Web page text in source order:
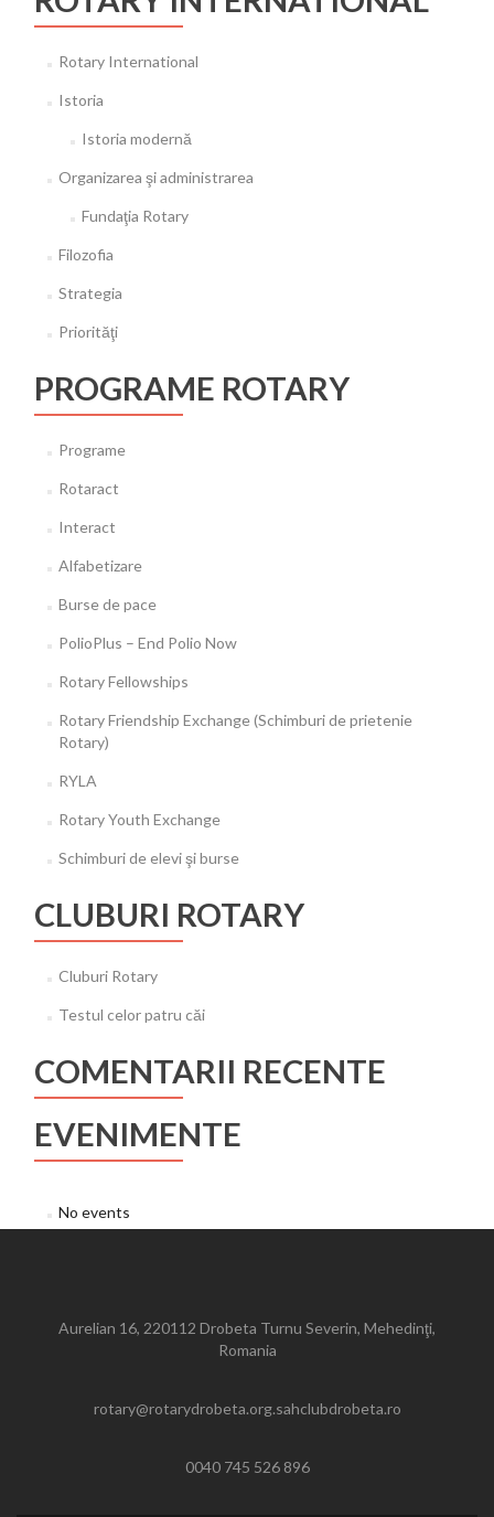
Rotary International
Istoria
Istoria modernă
Organizarea şi administrarea
Fundaţia Rotary
Filozofia
Strategia
Priorităţi
PROGRAME ROTARY
Programe
Rotaract
Interact
Alfabetizare
Burse de pace
PolioPlus – End Polio Now
Rotary Fellowships
Rotary Friendship Exchange (Schimburi de prietenie
Rotary)
RYLA
Rotary Youth Exchange
Schimburi de elevi şi burse
CLUBURI ROTARY
Cluburi Rotary
Testul celor patru căi
COMENTARII RECENTE
EVENIMENTE
No events
Aurelian 16, 220112 Drobeta Turnu Severin, Mehedinţi,
Romania
rotary@rotarydrobeta.org.sahclubdrobeta.ro
0040 745 526 896